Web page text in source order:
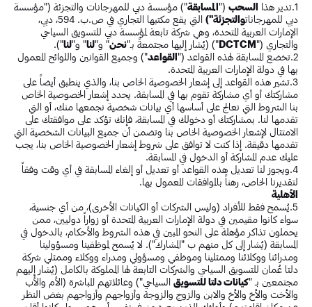
1.تدير هذا السحب ("المسابقة") مؤسسة دبي للمهرجانات والتجزئة ("مؤسسة
دبي للمهرجاناتوالتجزئة")
التي يقع مكتبها التجاري في ص.ب. 594، دبي،
الإمارات العربية المتحدة، وهي شركة تابعة لمؤسسة دبي للتسويق السياحي
والتجاري ("DCTCM") (يُشار إليها مجتمعةً بـ"نحن" و"لنا" و"لنا").
2.تخضع المسابقة لهذه القواعد ("
القواعد") وجميع القوانين واللوائح المعمول
بها في دولة الإمارات العربية المتحدة.
3.تشير هذه القواعد إلى إشعار الخصوصية الخاص بنا، والذي ينطبق أيضاً على
مشاركتك أو أي مشاركة تقوم بها في المسابقة. يحدد إشعار الخصوصية الخاص
بنا الشروط التي نعالج على أساسها أي بيانات شخصية نجمعها منك، أو التي
تقدمها لنا. بمشاركتك أو دخولك في المسابقة، فإنك تؤكد على موافقتك على
الامتثال لإشعار الخصوصية الخاص بنا وتضمن أن جميع البيانات الشخصية التي
تقدمها دقيقة. إذا كنت لا توافق على شروط إشعار الخصوصية الخاص بنا، يجب
عليك عدم المشاركة أو الدخول في المسابقة.
4.ويجوز لنا تعديل هذه القواعد أو تعديل أو إلغاء المسابقة في أي وقت وفقاً
لتقديرنا الخاص، رهناً بالموافقات المعمول بها.
الأهلية
5.يُسمح فقط للأفراد (وليس الشركات أو الكيانات الأخرى)، من أي جنسية،
سواء كانوا مقيمين في دولة الإمارات العربية المتحدة أو زواراً دوليين، ممن
يحملون تذاكر مؤهلة على النحو المبين في هذه الشروط والأحكام، بالدخول في
المسابقة (يُشار إلى كل منهم ب "المشارك"). لا يُسمح لموظفينا ومسؤولينا
ومدرائنا ووكلائنا وممثلينا وموظفي ومسؤولي ومدراء ووكلاء وممثلي شركة
دلتا عُمان للتسويق السياحي والشركات التابعة لها المملوكة بالكامل (يُشار إليهم
مجتمعين بـ "كيانات دلتا للتسويق السياحي") وعائلاتهم المباشرة (الأم والأب
والأخت والأخ والأخ والابن والزوج والزوجة وأزواجهم وأزواجهم بغض النظر